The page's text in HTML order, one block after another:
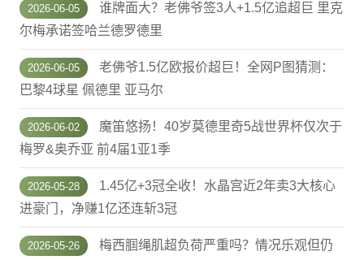
2026-06-05
谁牌面大？老佛爷签3人+1.5亿追超巨 里克
尔梅承诺签哈兰德罗德里
2026-06-05
老佛爷1.5亿欧报价超巨！全网P图猜测：
巴黎4球星 佩德里 亚马尔
2026-06-02
魔笛悠扬！40岁莫德里奇5战世界杯仅次于
梅罗&奥乔亚 前4届1亚1季
2026-05-28
1.45亿+3冠全收！水晶宫近2年卖3大核心
进豪门，净赚1亿还连斩3冠
2026-05-26
梅西腘绳肌超负荷严重吗？情况乐观但仍